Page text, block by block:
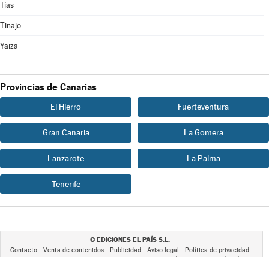
Tías
Tinajo
Yaiza
Provincias de Canarias
El Hierro Fuerteventura
Gran Canaria La Gomera
Lanzarote La Palma
Tenerife
© EDICIONES EL PAÍS S.L.
Contacto Venta de contenidos Publicidad Aviso legal
Política de privacidad